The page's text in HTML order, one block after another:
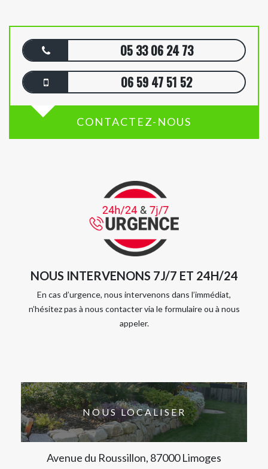
05 33 06 24 73
06 59 47 51 52
CONTACTEZ-NOUS
NOUS INTERVENONS 7J/7 ET 24H/24
En cas d’urgence, nous intervenons dans l’immédiat,
n’hésitez pas à nous contacter via le formulaire ou à nous
appeler.
NOUS LOCALISER
Avenue du Roussillon, 87000 Limoges